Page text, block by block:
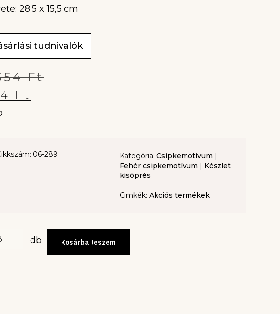
28,5 x 15,5 cm
tudnivalók
Ft
Ft
06-289 Kategória: Csipkemotívum |
Fehér csipkemotívum | Készlet
kisöprés
Cimkék: Akciós termékek
db Kosárba teszem